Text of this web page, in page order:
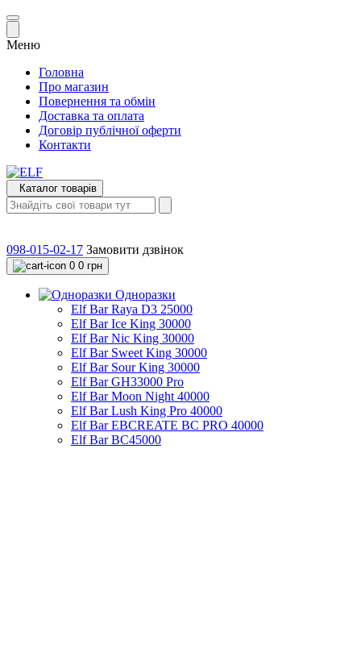
Меню
Головна
Про магазин
Повернення та обмін
Доставка та оплата
Договір публічної оферти
Контакти
Каталог товарів
098-015-02-17 Замовити дзвінок
0 0 грн
Одноразки
Elf Bar Raya D3 25000
Elf Bar Ice King 30000
Elf Bar Nic King 30000
Elf Bar Sweet King 30000
Elf Bar Sour King 30000
Elf Bar GH33000 Pro
Elf Bar Moon Night 40000
Elf Bar Lush King Pro 40000
Elf Bar EBCREATE BC PRO 40000
Elf Bar BC45000